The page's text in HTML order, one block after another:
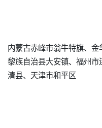
内蒙古赤峰市翁牛特旗、
黎族自治县大安镇、福州
清县、天津市和平区